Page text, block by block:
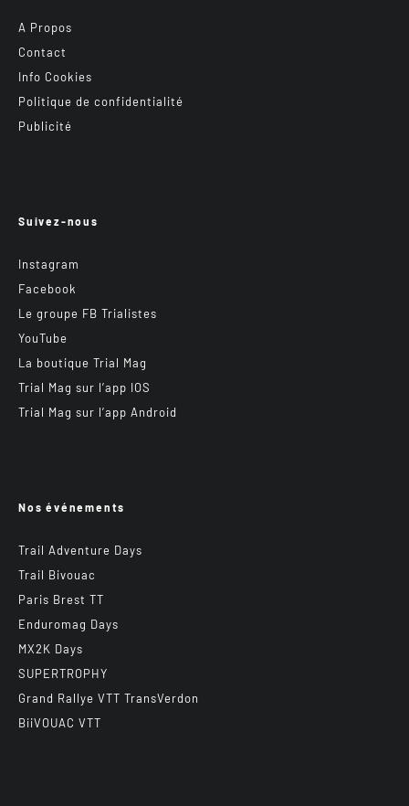
A Propos
Contact
Info Cookies
Politique de confidentialité
Publicité
Suivez-nous
Instagram
Facebook
Le groupe FB Trialistes
YouTube
La boutique Trial Mag
Trial Mag sur l’app IOS
Trial Mag sur l’app Android
Nos événements
Trail Adventure Days
Trail Bivouac
Paris Brest TT
Enduromag Days
MX2K Days
SUPERTROPHY
Grand Rallye VTT TransVerdon
BiiVOUAC VTT